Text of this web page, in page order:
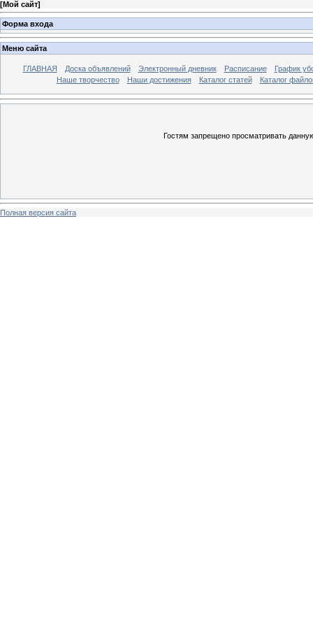
[Мой сайт]
Форма входа
Меню сайта
ГЛАВНАЯ Доска объявлений Электронный дневник Расписание
График
Наше творчество
Наши достижения Каталог статей Каталог
Гостям запрещено просматривать
Полная версия сайта